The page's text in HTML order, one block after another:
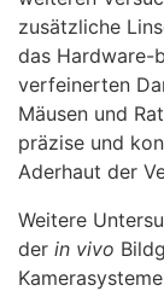
zusätzliche
das Hardware-
verfeinerten
Mäusen und
präzise und
Aderhaut der
Weitere
der in vivo